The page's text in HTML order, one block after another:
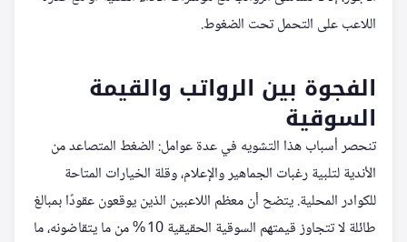
اللاعب على التحمل تحت الضغوط.
الفجوة بين الرواتب والقيمة
السوقية
تنحصر أسباب هذا التشويه في عدة عوامل: الضغط المتصاعد من
الأندية لتلبية رغبات الجماهير والإعلام، وقلة الخيارات المتاحة
للكوادر المحلية. يتضح أن معظم اللاعبين الذين يوقعون عقودًا بمبالغ
طائلة لا تتجاوز قيمتهم السوقية الحقيقية 10 % من ما يتقاضونه، ما